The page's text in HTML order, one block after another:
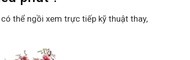
thể ngồi xem trực tiếp kỹ thuật thay,